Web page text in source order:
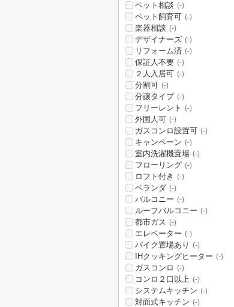
ペット相談 (-)
ペット飼育可 (-)
楽器相談 (-)
デザイナーズ (-)
リフォーム済 (-)
保証人不要 (-)
２人入居可 (-)
分割可 (-)
分譲タイプ (-)
フリーレント (-)
外国人可 (-)
ガスコンロ設置可 (-)
キャンペーン (-)
室内洗濯機置場 (-)
フローリング (-)
ロフト付き (-)
ベランダ (-)
バルコニー (-)
ルーフバルコニー (-)
都市ガス (-)
エレベーター (-)
バイク置場あり (-)
IHクッキングヒーター (-)
ガスコンロ (-)
コンロ２口以上 (-)
システムキッチン (-)
対面式キッチン (-)